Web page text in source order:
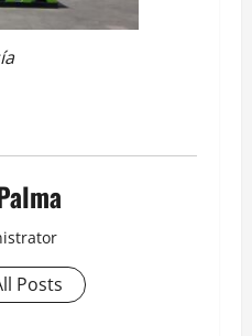
Posts